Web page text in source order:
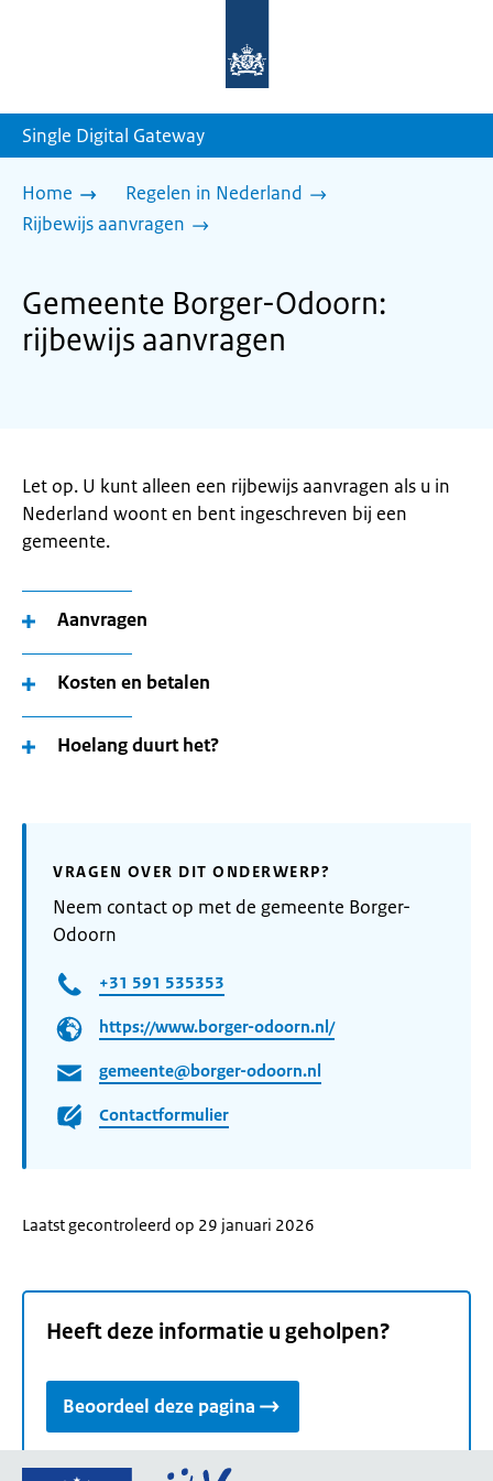
homepage
Single Digital Gateway
Home
Regelen in Nederland
Rijbewijs aanvragen
Gemeente Borger-Odoorn:
rijbewijs aanvragen
Let op. U kunt alleen een rijbewijs aanvragen als u in
Nederland woont en bent ingeschreven bij een
gemeente.
Aanvragen
Kosten en betalen
Hoelang duurt het?
VRAGEN OVER DIT ONDERWERP?
Neem contact op met de gemeente Borger-
Odoorn
+31 591 535353
https://www.borger-odoorn.nl/
gemeente@borger-odoorn.nl
Contactformulier
Laatst gecontroleerd op 29 januari 2026
Heeft deze informatie u geholpen?
Beoordeel deze pagina